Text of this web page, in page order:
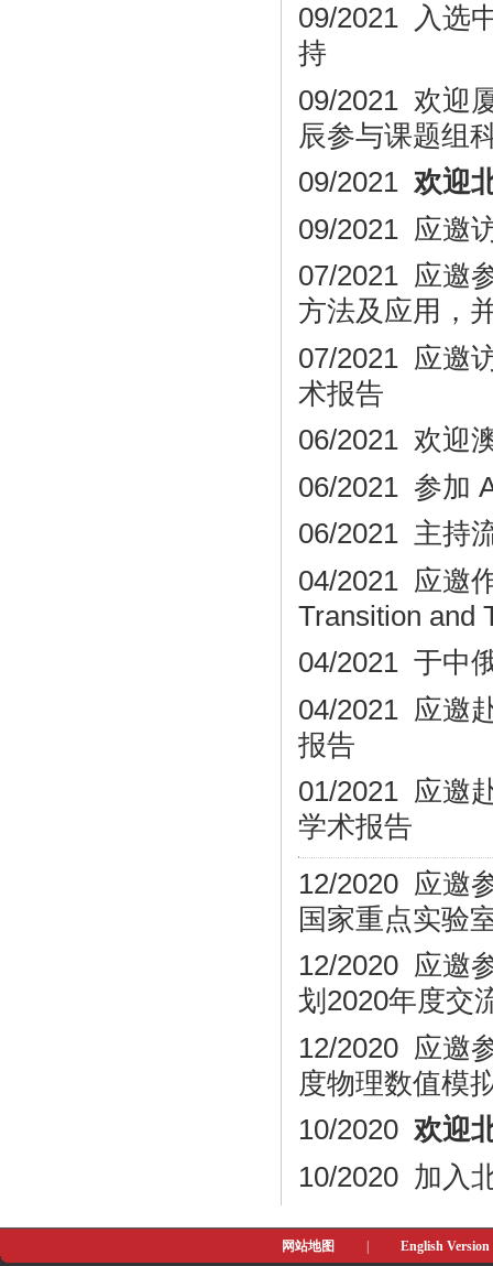
09/2021 入选
持
09/2021 欢迎
辰参与课题组
09/2021 欢迎
09/2021 应邀
07/2021 应邀
方法及应用，
07/2021 应邀
术报告
06/2021 欢迎
06/2021 参加
06/2021 主持
04/2021 应邀
Transition and
04/2021 于中
04/2021 应邀
报告
01/2021 应邀
学术报告
12/2020 应邀
国家重点实验
12/2020 应邀
划2020年度交
12/2020 应邀
度物理数值模
10/2020 欢迎
10/2020 加入
网站地图 English Version